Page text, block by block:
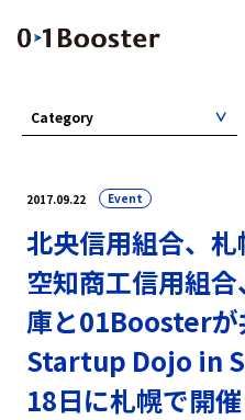
2017.09.22 Event
北央信用組合、札
空知商工信用組
庫と01Booster
Startup Dojo in
18日に札幌で開催
Category